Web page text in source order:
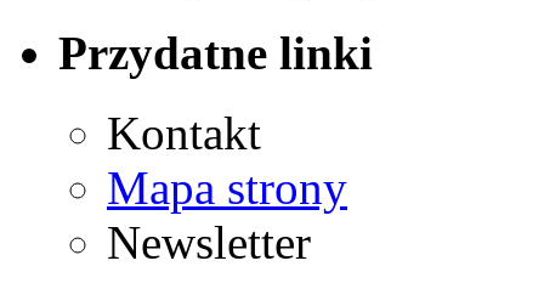
Przydatne linki
Kontakt
Mapa strony
Newsletter